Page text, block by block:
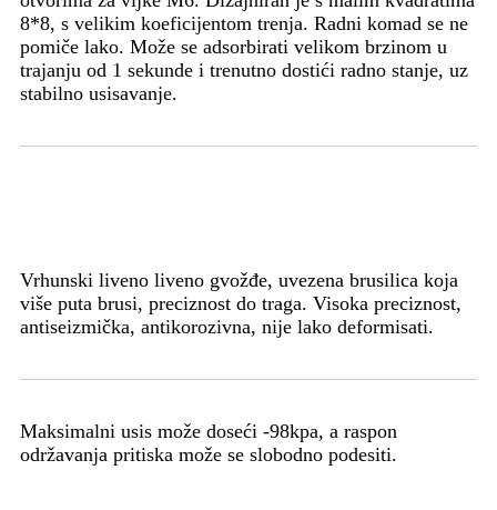
8*8, s velikim koeficijentom trenja. Radni komad se ne
pomiče lako. Može se adsorbirati velikom brzinom u
trajanju od 1 sekunde i trenutno dostići radno stanje, uz
stabilno usisavanje.
Vrhunski liveno liveno gvožđe, uvezena brusilica koja
više puta brusi, preciznost do traga. Visoka preciznost,
antiseizmička, antikorozivna, nije lako deformisati.
Maksimalni usis može doseći -98kpa, a raspon
održavanja pritiska može se slobodno podesiti.